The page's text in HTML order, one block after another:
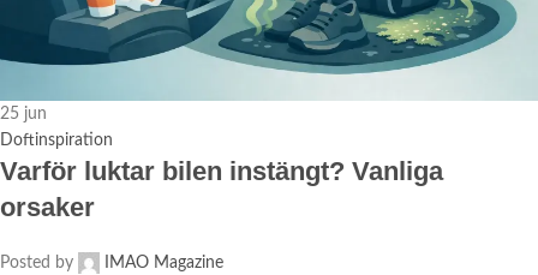
25 jun
Doftinspiration
Varför luktar bilen instängt? Vanliga
orsaker
Posted by
IMAO Magazine